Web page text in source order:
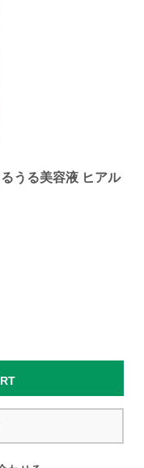
うる美容液 ヒアル